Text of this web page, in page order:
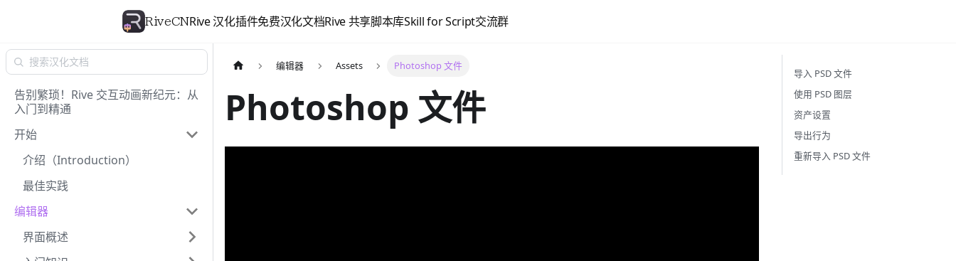
RiveCNRive 汉化插件免费汉化文档Rive 共享脚本库Skill for Script交流群
告别繁琐！Rive 交互动画新纪元：从
入门到精通
开始
介绍（Introduction）
最佳实践
编辑器
界面概述
编辑器 Assets Photoshop 文件
Photoshop 文件
导入 PSD 文件
使用 PSD 图层
资产设置
导出行为
重新导入 PSD 文件